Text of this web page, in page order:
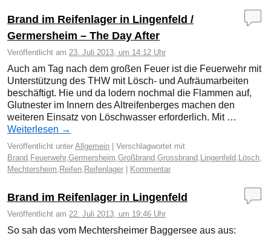
Brand im Reifenlager in Lingenfeld /
Germersheim – The Day After
Veröffentlicht am 23. Juli 2013, um 14:12 Uhr
Auch am Tag nach dem großen Feuer ist die Feuerwehr mit
Unterstützung des THW mit Lösch- und Aufräumarbeiten
beschäftigt. Hie und da lodern nochmal die Flammen auf,
Glutnester im Innern des Altreifenberges machen den
weiteren Einsatz von Löschwasser erforderlich. Mit …
Weiterlesen →
Veröffentlicht unter Allgemein
Verschlagwortet mit
Brand, Feuerwehr,Germersheim,Großbrand,Grossbrand, Lingenfeld, Lösch,
Mechtersheim, Reifen, Reifenlager Kommentar
Brand im Reifenlager in Lingenfeld
Veröffentlicht am 22. Juli 2013, um 19:46 Uhr
So sah das vom Mechtersheimer Baggersee aus aus: